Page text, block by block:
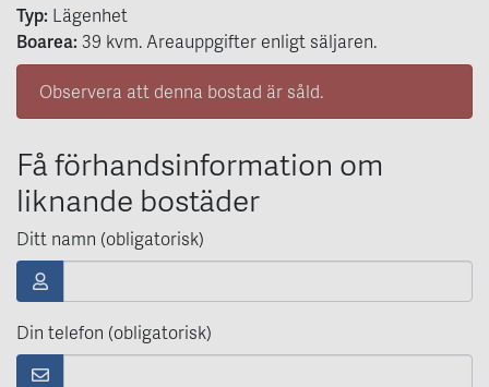
Typ: Lägenhet
Boarea: 39 kvm. Areauppgifter enligt säljaren.
Observera att denna bostad är såld.
Få förhandsinformation om
liknande bostäder
Ditt namn (obligatorisk)
Din telefon (obligatorisk)